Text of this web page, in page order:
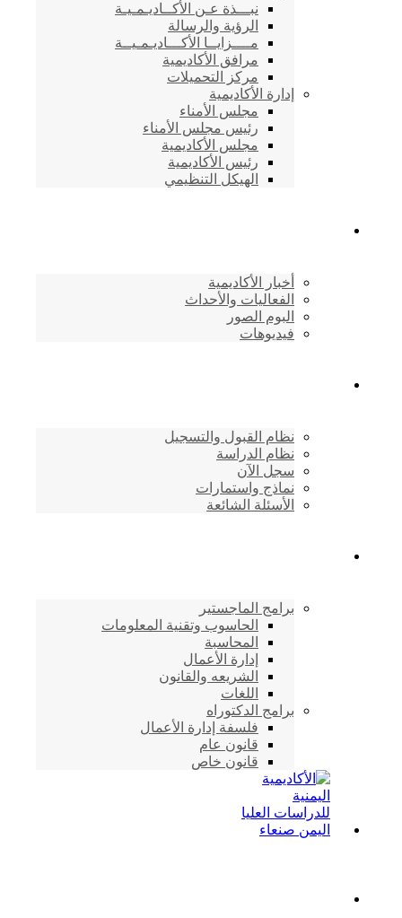
نبـــذة عـن الأكــاديـمـيـة
الرؤية والرسالة
مــــزايــا الأكـــاديـمـيــة
مرافق الأكاديمية
مركز التحميلات
إدارة الأكاديمية
مجلس الأمناء
رئيس مجلس الأمناء
مجلس الأكاديمية
رئيس الأكاديمية
الهيكل التنظيمي
أخبار الأكاديمية
الفعاليات والأحداث
البوم الصور
فيديوهات
نظام القبول والتسجيل
نظام الدراسة
سجل الآن
نماذج واستمارات
الأسئلة الشائعة
برامج الماجستير
الحاسوب وتقنية المعلومات
المحاسبة
إدارة الأعمال
الشريعه والقانون
اللغات
برامج الدكتوراه
فلسفة إدارة الأعمال
قانون عام
قانون خاص